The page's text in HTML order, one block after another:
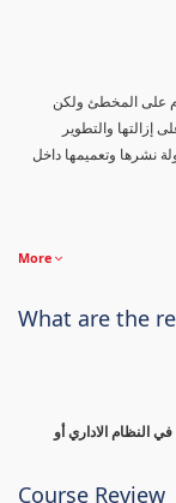
على المخطئ ولكن
والتطوير
نشرها وتعميمها داخل
More
What are the
الاداري أو
Course Review